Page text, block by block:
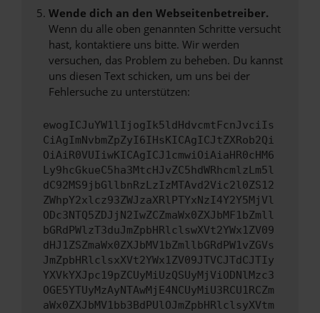
Wende dich an den Webseitenbetreiber.
Wenn du alle oben genannten Schritte versucht
hast, kontaktiere uns bitte. Wir werden
versuchen, das Problem zu beheben. Du kannst
uns diesen Text schicken, um uns bei der
Fehlersuche zu unterstützen:
ewogICJuYW1lIjogIk5ldHdvcmtFcnJvciIs
CiAgImNvbmZpZyI6IHsKICAgICJtZXRob2Qi
OiAiR0VUIiwKICAgICJ1cmwiOiAiaHR0cHM6
Ly9hcGkueC5ha3MtcHJvZC5hdWRhcmlzLm5l
dC92MS9jbGllbnRzLzIzMTAvd2Vic2l0ZS12
ZWhpY2xlcz93ZWJzaXRlPTYxNzI4Y2Y5MjVl
ODc3NTQ5ZDJjN2IwZCZmaWx0ZXJbMF1bZmll
bGRdPWlzT3duJmZpbHRlclswXVt2YWx1ZV09
dHJ1ZSZmaWx0ZXJbMV1bZmllbGRdPW1vZGVs
JmZpbHRlclsxXVt2YWx1ZV09JTVCJTdCJTIy
YXVkYXJpc19pZCUyMiUzQSUyMjViODNlMzc3
OGE5YTUyMzAyNTAwMjE4NCUyMiU3RCU1RCZm
aWx0ZXJbMV1bb3BdPUlOJmZpbHRlclsyXVtm